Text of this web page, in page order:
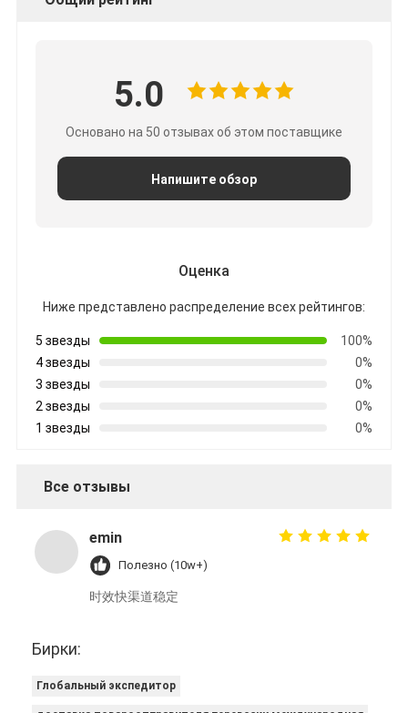
5.0
Основано на 50 отзывах об этом поставщике
Напишите обзор
Оценка
Ниже представлено распределение всех рейтингов:
5 звезды
100%
4 звезды
0%
3 звезды
0%
2 звезды
0%
1 звезды
0%
Все отзывы
emin
Полезно (10w+)
时效快渠道稳定
Бирки:
Глобальный экспедитор